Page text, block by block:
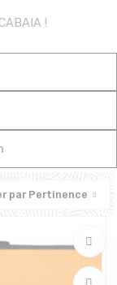
!
parPertinence